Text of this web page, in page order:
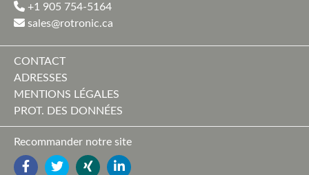
+1 905 754-5164
sales@rotronic.ca
CONTACT
ADRESSES
MENTIONS LÉGALES
PROT. DES DONNÉES
Recommander notre site
FACEBOOK
TWITTERYOUTUBELINKEDIN